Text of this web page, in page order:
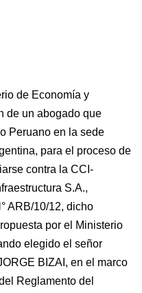
de Economía y
de un abogado que
Peruano en la sede
para el proceso de
contra la CCI-
S.A.,
ARB/10/12, dicho
por el Ministerio
elegido el señor
BIZAI, en el marco
Reglamento del